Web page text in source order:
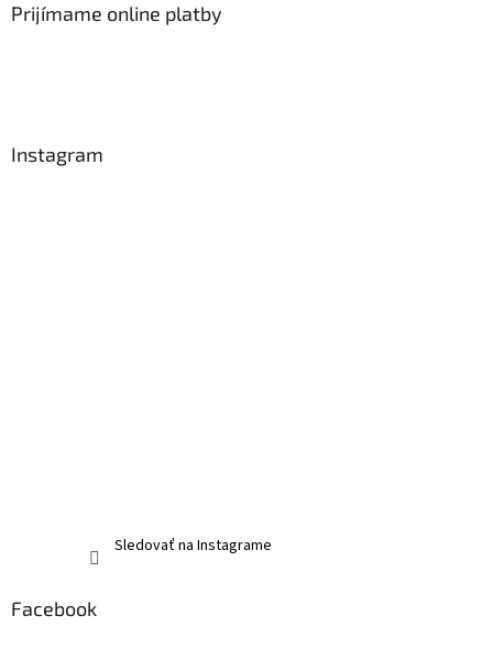
Prijímame online platby
Instagram
Sledovať na Instagrame
Facebook